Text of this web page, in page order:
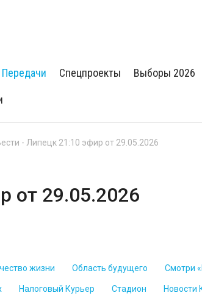
Передачи Спецпроекты Выборы 2026
- Липецк 21:10 эфир от 29.05.2026
от 29.05.2026
жизни Область будущего Смотри
Налоговый Курьер Стадион Новости